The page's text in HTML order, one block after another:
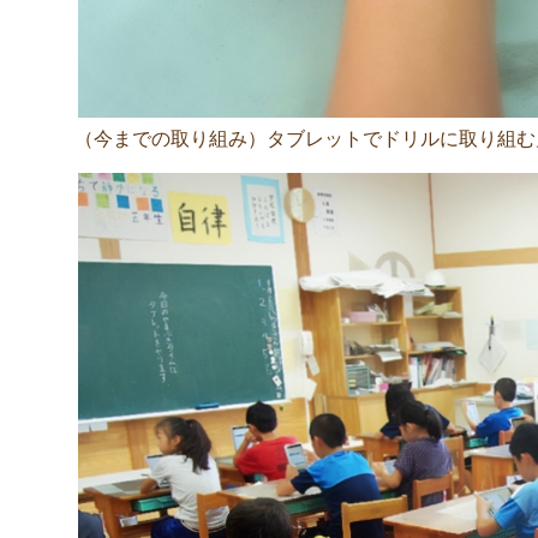
（今までの取り組み）タブレットでドリルに取り組